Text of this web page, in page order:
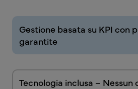
Gestione basata su KPI con
garantite
Tecnologia inclusa –